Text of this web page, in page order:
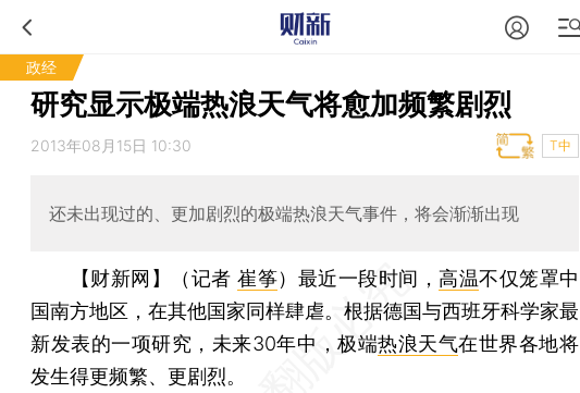
政经
研究显示极端热浪天气将愈加频繁剧烈
2013年08月15日 10:30 T中
还未出现过的、更加剧烈的极端热浪天气事件，将会渐渐出现
【财新网】（记者崔筝） 最近一段时间，高温不仅笼罩中
国南方地区，在其他国家同样肆虐。根据德国与西班牙科学家最
新发表的一项研究，未来30年中，极端热浪天气在世界各地将
发生得更频繁、更剧烈。